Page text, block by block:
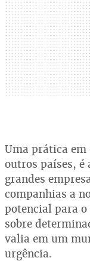
Uma prática em
outros países, é
grandes
companhias a
potencial para o
sobre
valia em um
urgência.